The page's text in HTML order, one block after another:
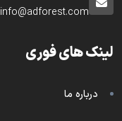
info@adforest.com
لینک های فوری
درباره ما